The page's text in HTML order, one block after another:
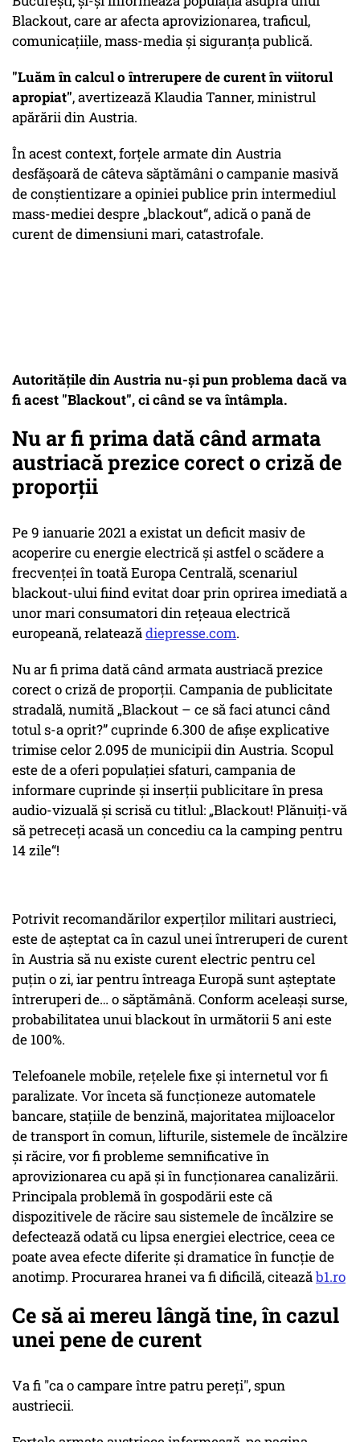
Blackout, care ar afecta aprovizionarea, traficul,
comunicațiile, mass-media și siguranța publică.
"Luăm în calcul o întrerupere de curent în viitorul
apropiat", avertizează Klaudia Tanner, ministrul
apărării din Austria.
În acest context, forțele armate din Austria
desfășoară de câteva săptămâni o campanie masivă
de conștientizare a opiniei publice prin intermediul
mass-mediei despre „blackout“, adică o pană de
curent de dimensiuni mari, catastrofale.
Autoritățile din Austria nu-și pun problema dacă va
fi acest "Blackout", ci când se va întâmpla.
Nu ar fi prima dată când armata
austriacă prezice corect o criză de
proporții
Pe 9 ianuarie 2021 a existat un deficit masiv de
acoperire cu energie electrică și astfel o scădere a
frecvenței în toată Europa Centrală, scenariul
blackout-ului fiind evitat doar prin oprirea imediată a
unor mari consumatori din rețeaua electrică
europeană, relateazădiepresse.com.
Nu ar fi prima dată când armata austriacă prezice
corect o criză de proporții. Campania de publicitate
stradală, numită „Blackout – ce să faci atunci când
totul s-a oprit?” cuprinde 6.300 de afișe explicative
trimise celor 2.095 de municipii din Austria. Scopul
este de a oferi populației sfaturi, campania de
informare cuprinde și inserții publicitare în presa
audio-vizuală și scrisă cu titlul: „Blackout! Plănuiți-vă
să petreceți acasă un concediu ca la camping pentru
14 zile“!
Potrivit recomandărilor experților militari austrieci,
este de așteptat ca în cazul unei întreruperi de curent
în Austria să nu existe curent electric pentru cel
puțin o zi, iar pentru întreaga Europă sunt așteptate
întreruperi de… o săptămână. Conform aceleași surse,
probabilitatea unui blackout în următorii 5 ani este
de 100%.
Telefoanele mobile, rețelele fixe și internetul vor fi
paralizate. Vor înceta să funcționeze automatele
bancare, stațiile de benzină, majoritatea mijloacelor
de transport în comun, lifturile, sistemele de încălzire
și răcire, vor fi probleme semnificative în
aprovizionarea cu apă și în funcționarea canalizării.
Principala problemă în gospodării este că
dispozitivele de răcire sau sistemele de încălzire se
defectează odată cu lipsa energiei electrice, ceea ce
poate avea efecte diferite și dramatice în funcție de
anotimp. Procurarea hranei va fi dificilă, citeazăb1.ro
Ce să ai mereu lângă tine, în cazul
unei pene de curent
Va fi "ca o campare între patru pereți", spun
austriecii.